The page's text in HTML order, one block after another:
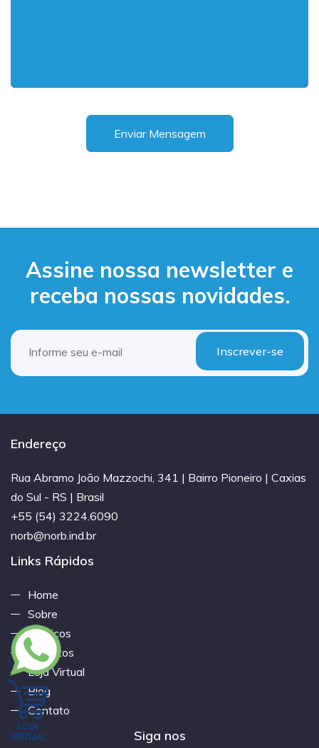
Enviar Mensagem
Assine nossa newsletter e
receba nossas novidades.
Inscrever-se
Endereço
Rua Abramo João Mazzochi, 341 | Bairro Pioneiro | Caxias
do Sul - RS | Brasil
+55 (54) 3224.6090
norb@norb.ind.br
Links Rápidos
Home
Sobre
Serviços
Produtos
Loja Virtual
Blog
Contato
Siga nos